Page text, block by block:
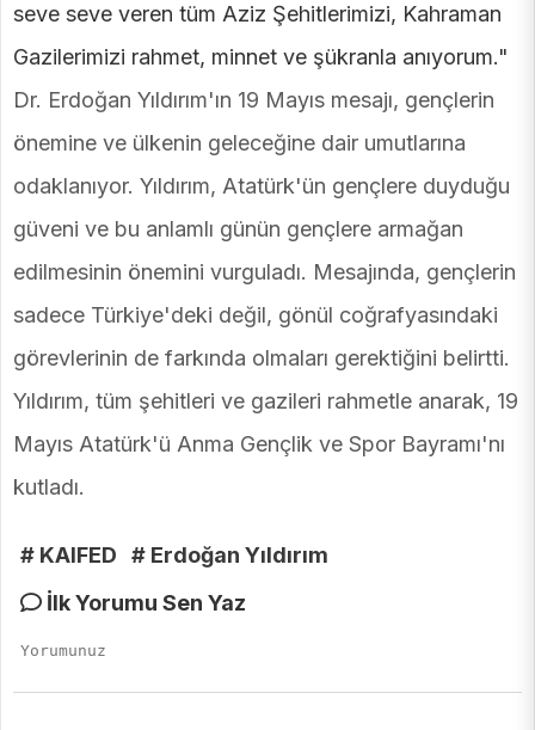
seve seve veren tüm Aziz Şehitlerimizi, Kahraman
Gazilerimizi rahmet, minnet ve şükranla anıyorum."
Dr. Erdoğan Yıldırım'ın 19 Mayıs mesajı, gençlerin
önemine ve ülkenin geleceğine dair umutlarına
odaklanıyor. Yıldırım, Atatürk'ün gençlere duyduğu
güveni ve bu anlamlı günün gençlere armağan
edilmesinin önemini vurguladı. Mesajında, gençlerin
sadece Türkiye'deki değil, gönül coğrafyasındaki
görevlerinin de farkında olmaları gerektiğini belirtti.
Yıldırım, tüm şehitleri ve gazileri rahmetle anarak, 19
Mayıs Atatürk'ü Anma Gençlik ve Spor Bayramı'nı
kutladı.
# KAIFED
# Erdoğan Yıldırım
İlk Yorumu Sen Yaz